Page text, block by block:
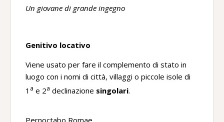
Un giovane di grande ingegno
Genitivo locativo
Viene usato per fare il complemento di stato in
luogo con i nomi di città, villaggi o piccole isole di
1 a e 2a declinazione singolari.
Pernoctabo Romae